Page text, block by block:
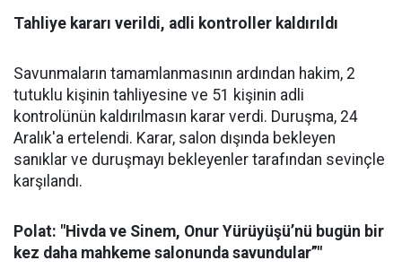
Tahliye kararı verildi, adli kontroller kaldırıldı
Savunmaların tamamlanmasının ardından hakim, 2
tutuklu kişinin tahliyesine ve 51 kişinin adli
kontrolünün kaldırılmasın karar verdi. Duruşma, 24
Aralık'a ertelendi. Karar, salon dışında bekleyen
sanıklar ve duruşmayı bekleyenler tarafından sevinçle
karşılandı.
Polat: "Hivda ve Sinem, Onur Yürüyüşü’nü bugün bir
kez daha mahkeme salonunda savundular”"